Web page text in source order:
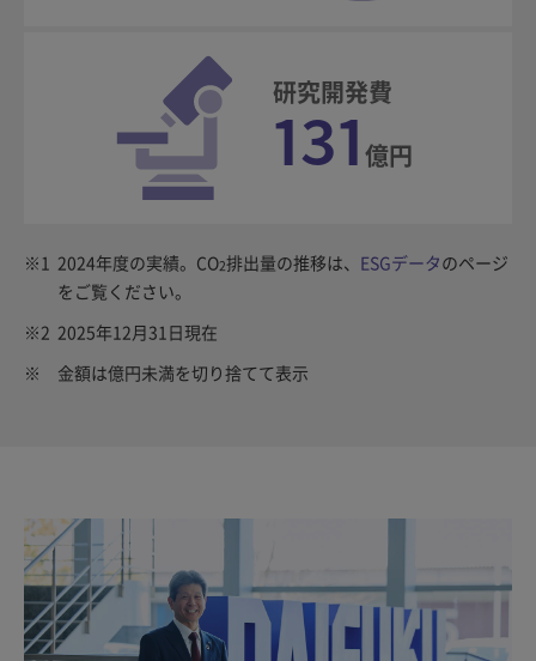
研究開発費
131 億円
※1 2024年度の実績。CO2排出量の推移は、 ESGデータのページ
をご覧ください。
※2 2025年12月31日現在
※
金額は億円未満を切り捨てて表示